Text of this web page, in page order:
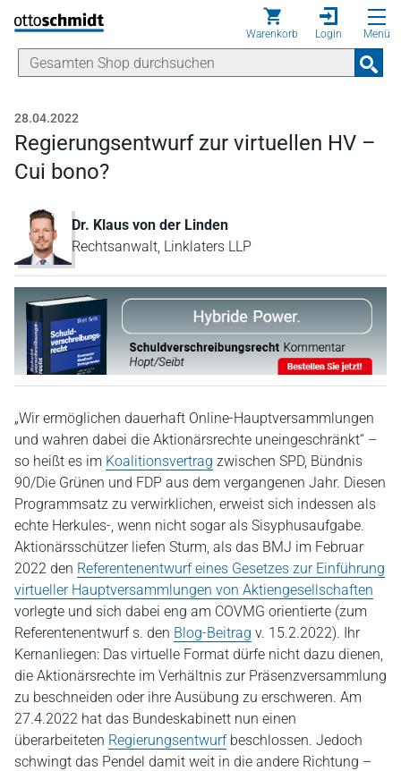
Direkt zum Inhalt
Warenkorb Login Menü
28.04.2022
Regierungsentwurf zur virtuellen HV –
Cui bono?
Dr. Klaus von der Linden
Rechtsanwalt, Linklaters LLP
„Wir ermöglichen dauerhaft Online-Hauptversammlungen
und wahren dabei die Aktionärsrechte uneingeschränkt“ –
so heißt es im Koalitionsvertrag zwischen SPD, Bündnis
90/Die Grünen und FDP aus dem vergangenen Jahr. Diesen
Programmsatz zu verwirklichen, erweist sich indessen als
echte Herkules-, wenn nicht sogar als Sisyphusaufgabe.
Aktionärsschützer liefen Sturm, als das BMJ im Februar
2022 den Referentenentwurf eines Gesetzes zur Einführung
virtueller Hauptversammlungen von Aktiengesellschaften
vorlegte und sich dabei eng am COVMG orientierte (zum
Referentenentwurf s. den Blog-Beitrag v. 15.2.2022). Ihr
Kernanliegen: Das virtuelle Format dürfe nicht dazu dienen,
die Aktionärsrechte im Verhältnis zur Präsenzversammlung
zu beschneiden oder ihre Ausübung zu erschweren. Am
27.4.2022 hat das Bundeskabinett nun einen
überarbeiteten Regierungsentwurfbeschlossen. Jedoch
schwingt das Pendel damit weit in die andere Richtung –